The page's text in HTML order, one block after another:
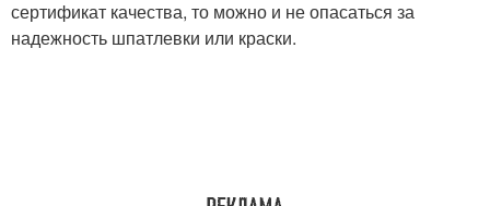
сертификат качества, то можно и не опасаться за
надежность шпатлевки или краски.